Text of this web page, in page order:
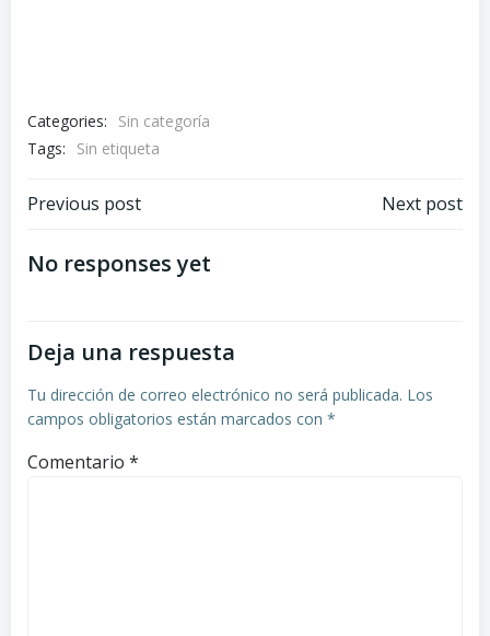
Categories:
Sin categoría
Tags:
Sin etiqueta
Previous post Next post
No responses yet
Deja una respuesta
Tu dirección de correo electrónico no será publicada. Los
campos obligatorios están marcados con *
Comentario *